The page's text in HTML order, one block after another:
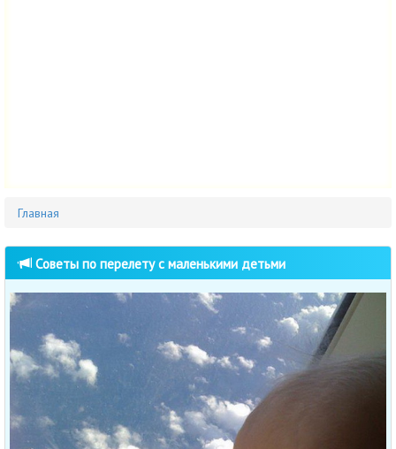
Главная
Советы по перелету с маленькими детьми